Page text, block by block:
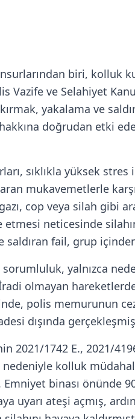
biri, kolluk
Vazife ve Selahiyet
yakalama ve
doğrudan etki
sıklıkla yüksek
mukavemetlerle
cop veya silah gibi
neticesinde
saldıran fail, grup
sorumluluk, yalnızca
olmayan
polis memurunun
dışında
2021/1742 E., 2021/
kolluk
Emniyet binası
uyarı ateşi açmış,